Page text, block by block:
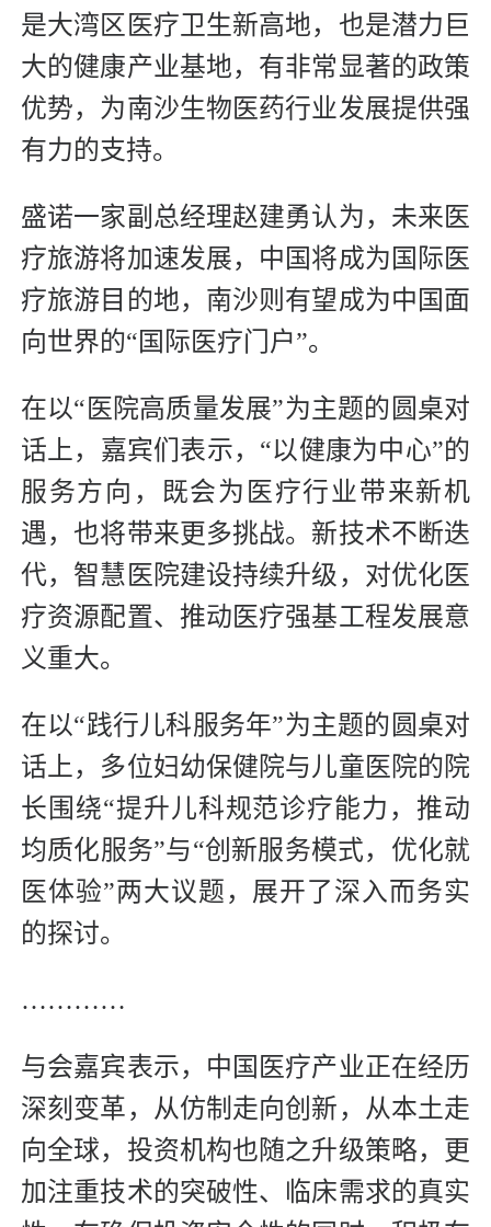
是大湾区医疗卫生新高地，也是潜力巨
大的健康产业基地，有非常显著的政策
优势，为南沙生物医药行业发展提供强
有力的支持。
盛诺一家副总经理赵建勇认为，未来医
疗旅游将加速发展，中国将成为国际医
疗旅游目的地，南沙则有望成为中国面
向世界的“国际医疗门户”。
在以“医院高质量发展”为主题的圆桌对
话上，嘉宾们表示，“以健康为中心”的
服务方向，既会为医疗行业带来新机
遇，也将带来更多挑战。新技术不断迭
代，智慧医院建设持续升级，对优化医
疗资源配置、推动医疗强基工程发展意
义重大。
在以“践行儿科服务年”为主题的圆桌对
话上，多位妇幼保健院与儿童医院的院
长围绕“提升儿科规范诊疗能力，推动
均质化服务”与“创新服务模式，优化就
医体验”两大议题，展开了深入而务实
的探讨。
…………
与会嘉宾表示，中国医疗产业正在经历
深刻变革，从仿制走向创新，从本土走
向全球，投资机构也随之升级策略，更
加注重技术的突破性、临床需求的真实